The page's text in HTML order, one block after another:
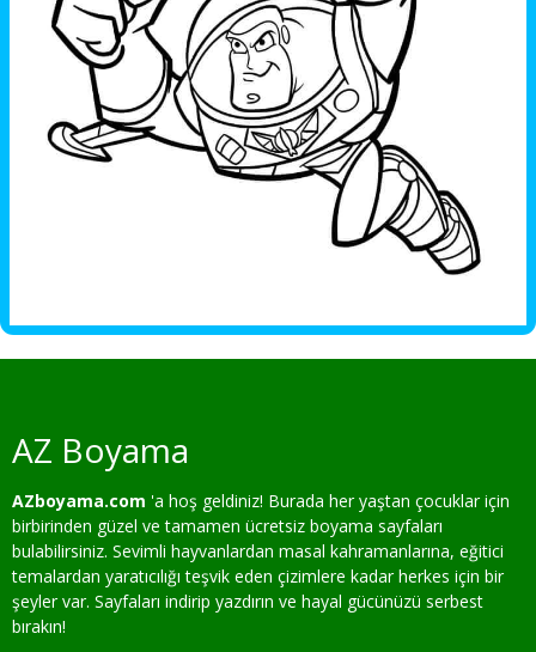
AZ Boyama
AZboyama.com 'a hoş geldiniz! Burada her yaştan çocuklar için
birbirinden güzel ve tamamen ücretsiz boyama sayfaları
bulabilirsiniz. Sevimli hayvanlardan masal kahramanlarına, eğitici
temalardan yaratıcılığı teşvik eden çizimlere kadar herkes için bir
şeyler var. Sayfaları indirip yazdırın ve hayal gücünüzü serbest
bırakın!